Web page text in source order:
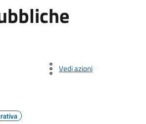
Vedi azioni